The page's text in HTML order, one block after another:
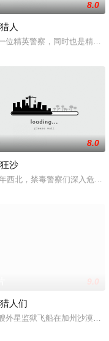
父辈亦遭屠戮。她举枪聚
8.0
人
位精英警察，同时也是精灵
特别行动组担任警察。这
8.0
沙
西北，禁毒警察们深入危险
在琐碎日常中消磨意志。
9.0
人们
外星监狱飞船在加州沙漠坠